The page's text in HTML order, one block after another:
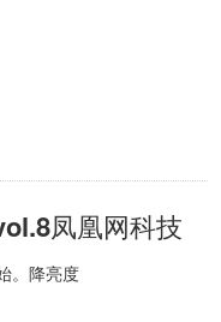
凤凰网科技
。降亮度